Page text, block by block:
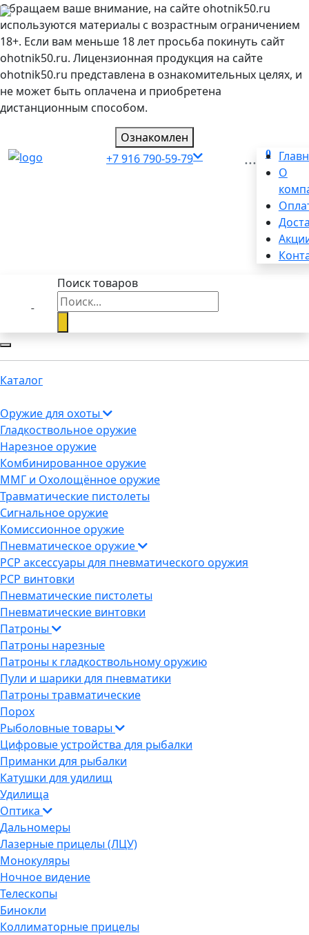
Обращаем ваше внимание, на сайте ohotnik50.ru
используются материалы с возрастным ограничением
18+. Если вам меньше 18 лет просьба покинуть сайт
ohotnik50.ru. Лицензионная продукция на сайте
ohotnik50.ru представлена в ознакомительных целях, и
не может быть оплачена и приобретена
дистанционным способом.
Ознакомлен
+7 916 790-59-79
0
...
О
Поиск товаров
Каталог
Оружие для охоты
Гладкоствольное оружие
Нарезное оружие
Комбинированное оружие
ММГ и Охолощённое оружие
Травматические пистолеты
Сигнальное оружие
Комиссионное оружие
Пневматическое оружие
PCP аксессуары для пневматического оружия
PCP винтовки
Пневматические пистолеты
Пневматические винтовки
Патроны
Патроны нарезные
Патроны к гладкоствольному оружию
Пули и шарики для пневматики
Патроны травматические
Порох
Рыболовные товары
Цифровые устройства для рыбалки
Приманки для рыбалки
Катушки для удилищ
Удилища
Оптика
Дальномеры
Лазерные прицелы (ЛЦУ)
Монокуляры
Ночное видение
Телескопы
Бинокли
Коллиматорные прицелы